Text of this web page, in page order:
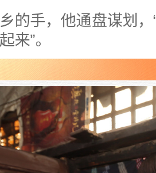
手，他通盘谋划，
来”。